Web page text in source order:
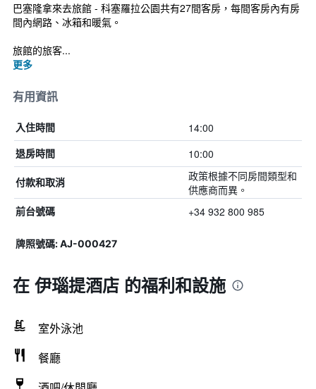
巴塞隆拿來去旅館 - 科塞羅拉公園共有27間客房，每間客房內有房
間內網路、冰箱和暖氣。
旅館的旅客...
更多
有用資訊
入住時間 14:00
退房時間 10:00
付款和取消
政策根據不同房間類型和
供應商而異。
前台號碼 +34 932 800 985
牌照號碼: AJ-000427
在 伊瑙提酒店 的福利和設施
室外泳池
餐廳